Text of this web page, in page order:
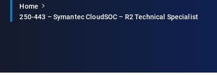
Home
250-443 – Symantec CloudSOC – R2 Technical Specialist